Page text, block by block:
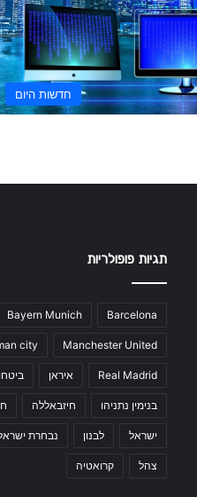
חדשות היום
תגיות פופולריות
Barcelona
Bayern Munich
Manchester United
city
Real Madrid איראן
בנימין נתניהו חיזבאללה
ישראל לבנון נבחרת
צהל קרואטיה